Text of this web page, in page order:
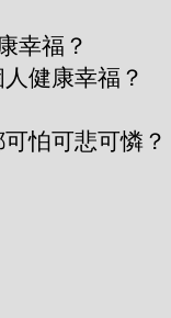
幸福？
健康幸福？
怕可悲可憐？